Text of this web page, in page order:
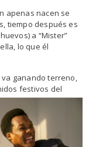
apenas nacen se
tiempo después es
a “Mister”
lo que él
va ganando terreno,
festivos del